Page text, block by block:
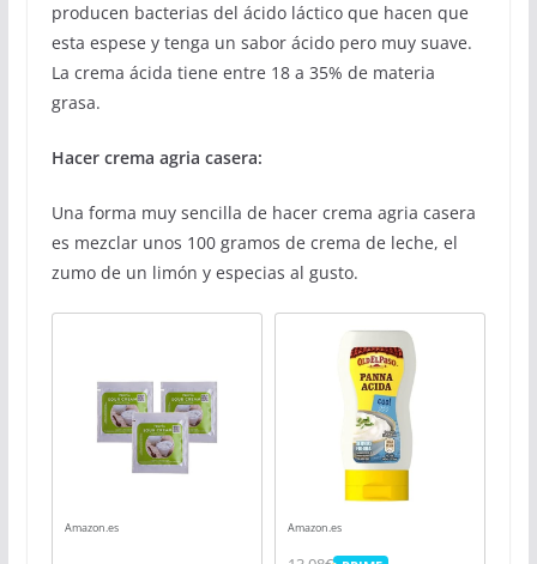
producen bacterias del ácido láctico que hacen que
esta espese y tenga un sabor ácido pero muy suave.
La crema ácida tiene entre 18 a 35% de materia
grasa.
Hacer crema agria casera:
Una forma muy sencilla de hacer crema agria casera
es mezclar unos 100 gramos de crema de leche, el
zumo de un limón y especias al gusto.
Amazon.es Amazon.es